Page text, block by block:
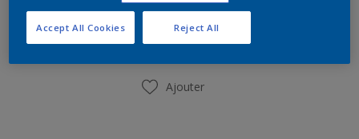
Trouver un magasin
Ajouter
Reject All
Accept All Cookies